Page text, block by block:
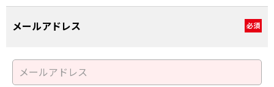
メールアドレス 必須